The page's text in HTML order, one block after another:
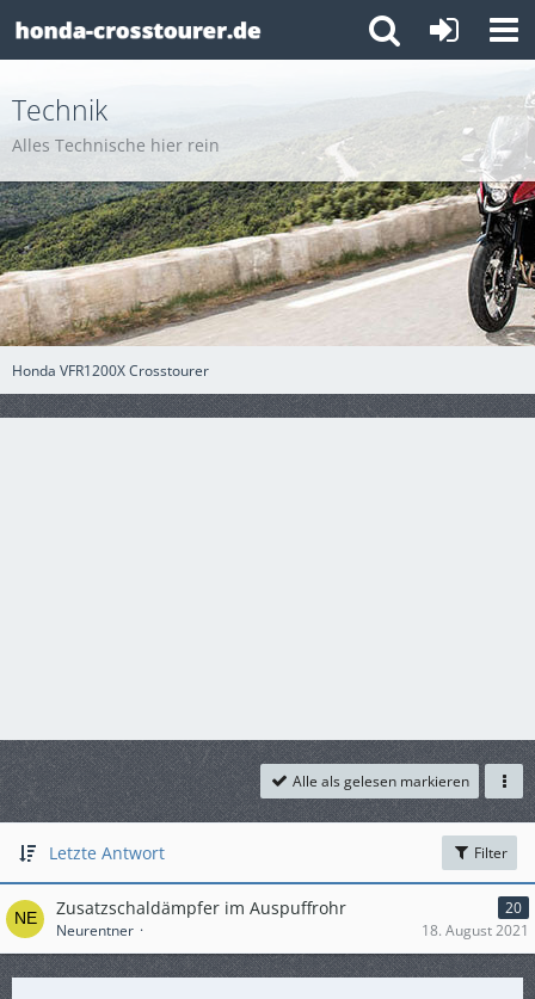
Honda VFR1200X Crosstourer
Technik
Alles Technische hier rein
Alle als gelesen markieren
Letzte Antwort Filter
Zusatzschaldämpfer im Auspuffrohr
20
Neurentner
18. August 2021